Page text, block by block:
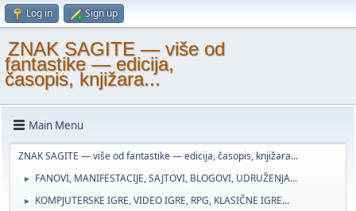
Log in Sign up
ZNAK SAGITE — više od
fantastike — edicija,
časopis, knjižara...
Main Menu
ZNAK SAGITE — više od fantastike — edicija, časopis, knjižara...
► FANOVI, MANIFESTACIJE, SAJTOVI, BLOGOVI, UDRUŽENJA...
►
KOMPJUTERSKE IGRE, VIDEO IGRE, RPG, KLASIČNE IGRE...